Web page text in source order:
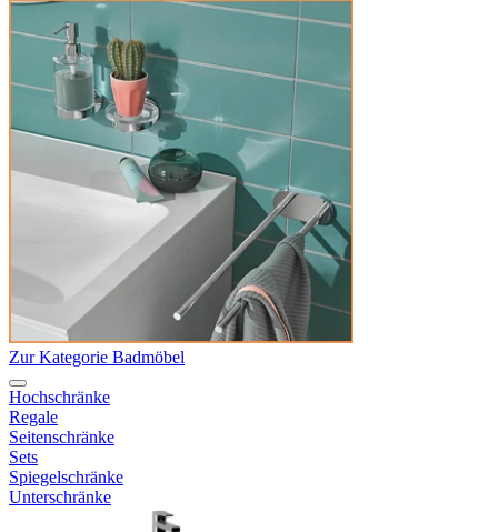
Zur Kategorie Badmöbel
Hochschränke
Regale
Seitenschränke
Sets
Spiegelschränke
Unterschränke